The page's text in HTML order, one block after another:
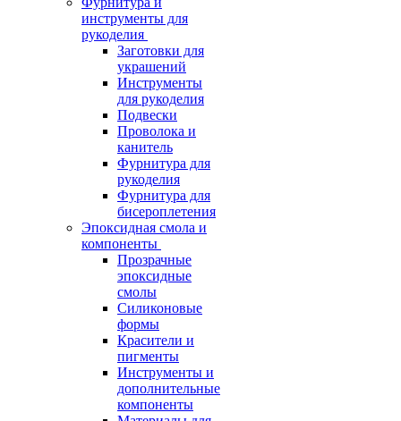
инструменты для
рукоделия
Заготовки для
украшений
Инструменты
для рукоделия
Подвески
Проволока и
канитель
Фурнитура для
рукоделия
Фурнитура для
бисероплетения
Эпоксидная смола и
компоненты
Прозрачные
эпоксидные
смолы
Силиконовые
формы
Красители и
пигменты
Инструменты и
дополнительные
компоненты